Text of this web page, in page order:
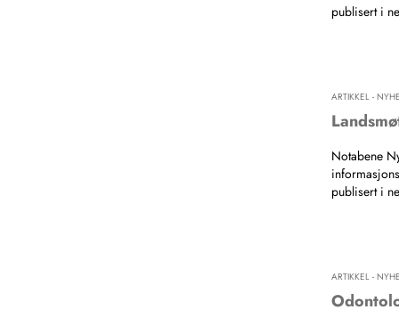
publisert i
ARTIKKEL -
Notabene
publisert i
ARTIKKEL -